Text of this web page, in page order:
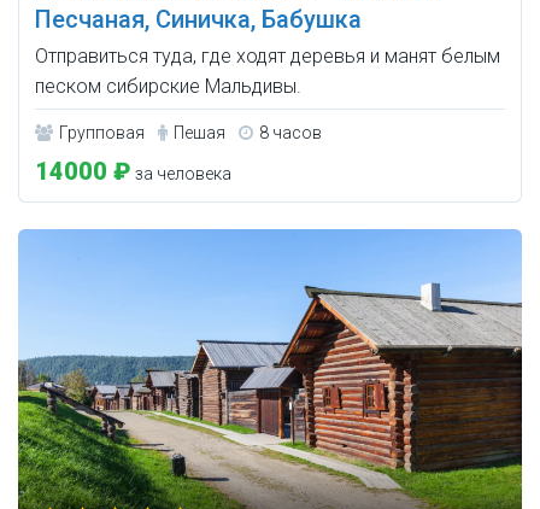
Песчаная, Синичка, Бабушка
Отправиться туда, где ходят деревья и манят белым
песком сибирские Мальдивы.
Групповая Пешая 8 часов
14000 ₽ за человека